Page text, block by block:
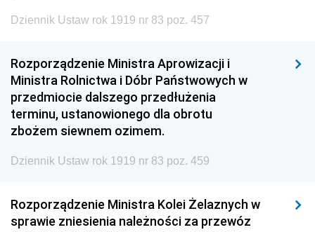
Dziennik Ustaw rok 1919 nr 83 poz. 457
Rozporządzenie Ministra Aprowizacji i
Ministra Rolnictwa i Dóbr Państwowych w
przedmiocie dalszego przedłużenia
terminu, ustanowionego dla obrotu
zbożem siewnem ozimem.
Dziennik Ustaw rok 1919 nr 83 poz. 459
Rozporządzenie Ministra Kolei Żelaznych w
sprawie zniesienia należności za przewóz